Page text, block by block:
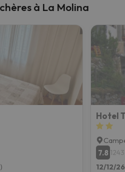
à La Molina
Hotel
7.8
12/12/